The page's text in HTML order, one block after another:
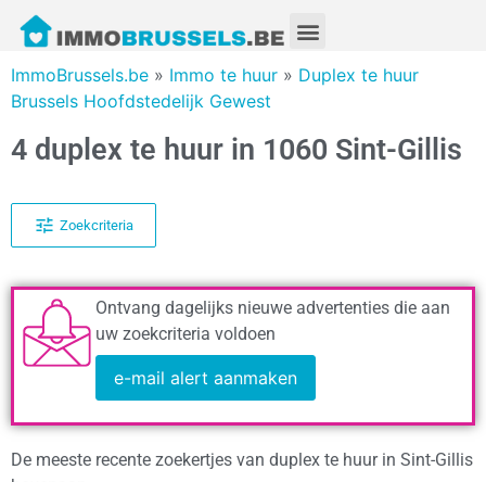
ImmoBrussels.be » Immo te huur » Duplex te huur
Brussels Hoofdstedelijk Gewest
4 duplex te huur in 1060 Sint-Gillis
Zoekcriteria
Ontvang dagelijks nieuwe advertenties die aan
uw zoekcriteria voldoen
e-mail alert aanmaken
De meeste recente zoekertjes van duplex te huur in Sint-Gillis